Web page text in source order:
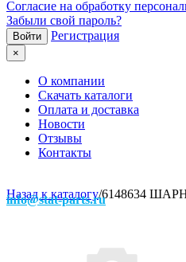
Согласие на обработку
Забыли свой пароль?
Регистрация
×
О компании
Скачать каталоги
Оплата и доставка
Новости
Отзывы
Контакты
info@stat-parts.ru
Назад к каталогу/6148634